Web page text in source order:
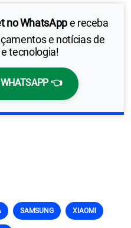
no WhatsAppe receba
e notícias de
tecnologia!
👈
SAMSUNG XIAOMI